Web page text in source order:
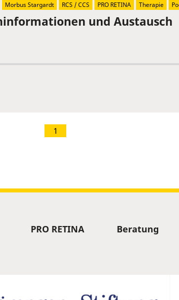
und Austausch
Morbus Stargardt RCS / CCS PRO RETINA Therapie
1
PRO RETINA Beratung